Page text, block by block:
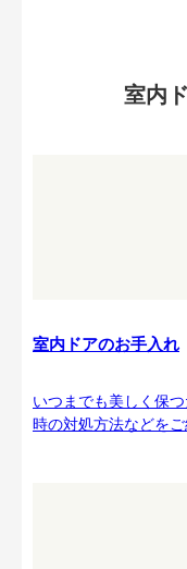
室内
室内ドアのお手入れ
いつまでも美しく保
時の対処方法などをご